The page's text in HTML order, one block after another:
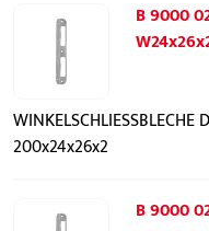
B 9000
WINKELSCHLIESSBLECHE
200x24x26x2
B 9000